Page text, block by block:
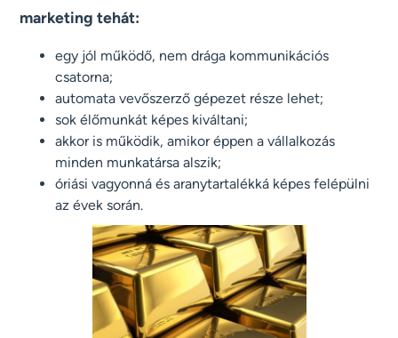
marketing tehát:
egy jól működő, nem drága kommunikációs
csatorna;
automata vevőszerző gépezet része lehet;
sok élőmunkát képes kiváltani;
akkor is működik, amikor éppen a vállalkozás
minden munkatársa alszik;
óriási vagyonná és aranytartalékká képes felépülni
az évek során.